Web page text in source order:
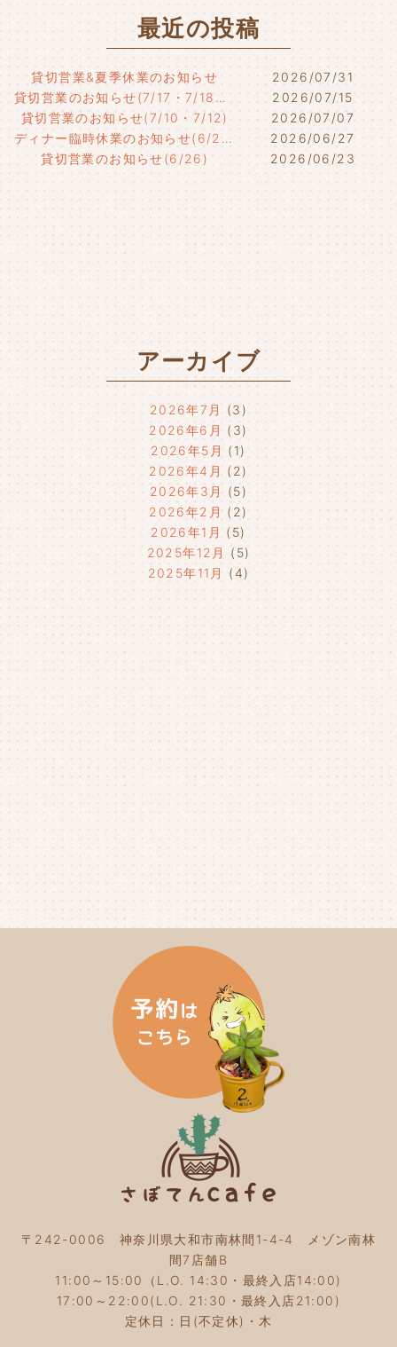
最近の投稿
貸切営業&夏季休業のお知らせ
2026/07/31
貸切営業のお知らせ(7/17・7/18・7/21)
2026/07/15
貸切営業のお知らせ(7/10・7/12)
2026/07/07
ディナー臨時休業のお知らせ(6/29)
2026/06/27
貸切営業のお知らせ(6/26)
2026/06/23
アーカイブ
2026年7月
(3)
2026年6月 (3)
2026年5月 (1)
2026年4月 (2)
2026年3月
(5)
2026年2月 (2)
2026年1月 (5)
2025年12月
(5)
2025年11月
(4)
2025年9月
(4)
2025年1月
2024年8月
(4)
2024年4月
(4)
(5)
2024年2月(5)
2024年1月(3)
2023年12月(4)
2023年11月(4)
2023年10月(5)
2023年9月(2)
2023年8月
2023年7月(4)
2023年6月(5)
2023年5月 (2)
2023年4月 (2)
2023年2月(4)
2023年1月(3)
2022年12月(4)
2022年11月(4)
2022年10月 (4)
〒242-0006 神奈川県大和市南林間1-4-4 メゾン南林
間7店舗B
11:00～15:00（L.O. 14:30・最終入店14:00)
17:00～22:00(L.O. 21:30・最終入店21:00)
定休日：日(不定休)・木